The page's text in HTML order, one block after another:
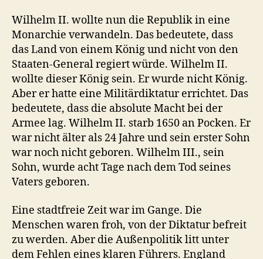
Wilhelm II. wollte nun die Republik in eine
Monarchie verwandeln. Das bedeutete, dass
das Land von einem König und nicht von den
Staaten-General regiert würde. Wilhelm II.
wollte dieser König sein. Er wurde nicht König.
Aber er hatte eine Militärdiktatur errichtet. Das
bedeutete, dass die absolute Macht bei der
Armee lag. Wilhelm II. starb 1650 an Pocken. Er
war nicht älter als 24 Jahre und sein erster Sohn
war noch nicht geboren. Wilhelm III., sein
Sohn, wurde acht Tage nach dem Tod seines
Vaters geboren.
Eine stadtfreie Zeit war im Gange. Die
Menschen waren froh, von der Diktatur befreit
zu werden. Aber die Außenpolitik litt unter
dem Fehlen eines klaren Führers. England